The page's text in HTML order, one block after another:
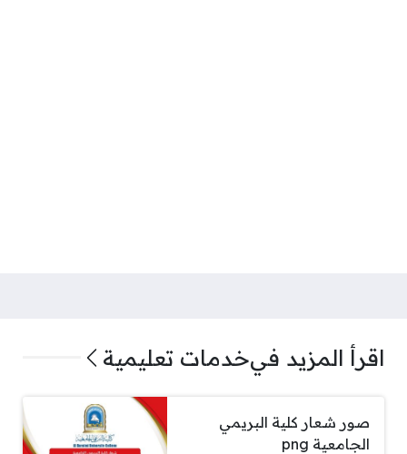
اقرأ المزيد فيخدمات تعليمية
صور شعار كلية البريمي
الجامعية png